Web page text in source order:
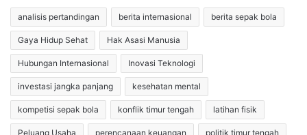
analisis pertandingan berita internasional berita sepak bola
Gaya Hidup Sehat Hak Asasi Manusia
Hubungan Internasional Inovasi Teknologi
investasi jangka panjang kesehatan mental
kompetisi sepak bola konflik timur tengah latihan fisik
Peluang Usaha perencanaan keuangan politik timur tengah